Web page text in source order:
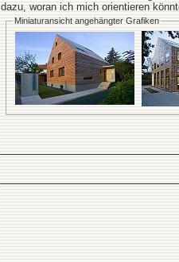
dazu, woran ich mich orientieren
Miniaturansicht angehängter Grafiken